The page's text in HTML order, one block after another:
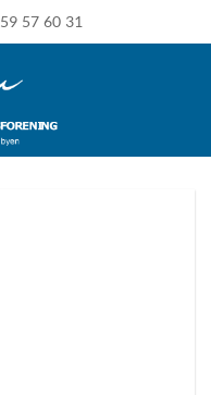
59 57 60 31